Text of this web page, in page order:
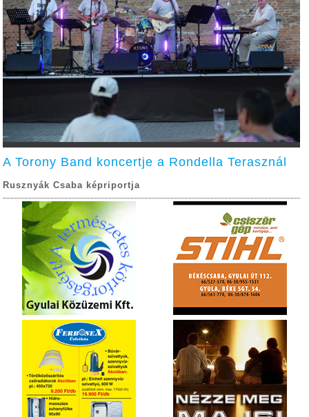
A Torony Band koncertje a Rondella Terasznál
Rusznyák Csaba képriportja